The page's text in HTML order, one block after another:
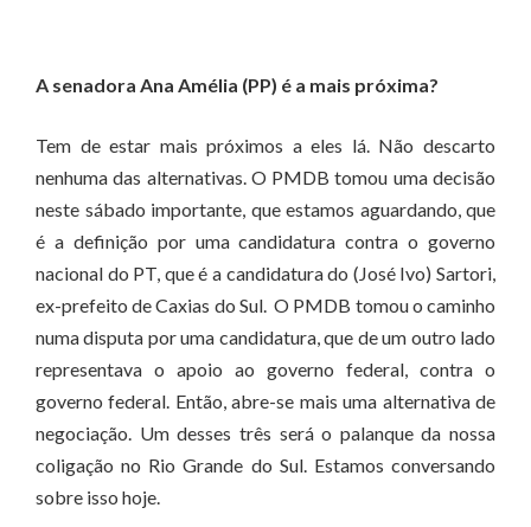
A senadora Ana Amélia (PP) é a mais próxima?
Tem de estar mais próximos a eles lá. Não descarto
nenhuma das alternativas. O PMDB tomou uma decisão
neste sábado importante, que estamos aguardando, que
é a definição por uma candidatura contra o governo
nacional do PT, que é a candidatura do (José Ivo) Sartori,
ex-prefeito de Caxias do Sul. O PMDB tomou o caminho
numa disputa por uma candidatura, que de um outro lado
representava o apoio ao governo federal, contra o
governo federal. Então, abre-se mais uma alternativa de
negociação. Um desses três será o palanque da nossa
coligação no Rio Grande do Sul. Estamos conversando
sobre isso hoje.